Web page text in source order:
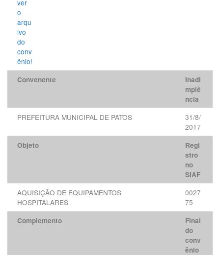
Convenente
Inadi
mplê
ncia
PREFEITURA MUNICIPAL DE PATOS
31/8/
2017
Objeto
Regi
stro
no
SIAF
AQUISIÇÃO DE EQUIPAMENTOS
HOSPITALARES
0027
75
Complemento
Final
do
conv
ênio